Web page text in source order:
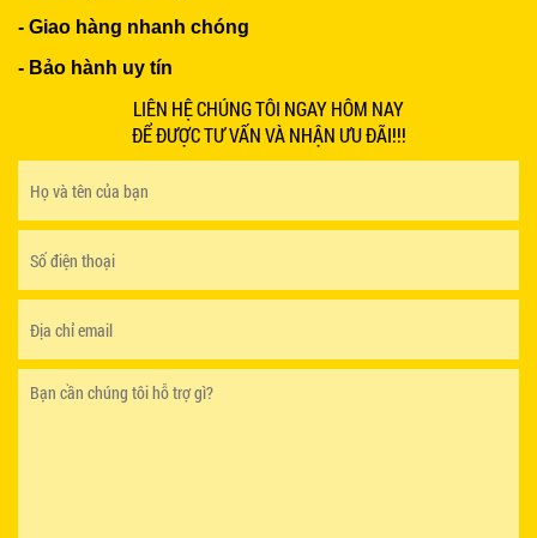
750.000 VNĐ
GHẾ EAMES - GHẾ NHỰA CAFE CHÂN GỖ GIÁ RẺ
GHẾ XẾP GẤP GIÁ RẺ - MÃ SỐ: X001
- Giao hàng nhanh chóng
- Bảo hành uy tín
LIÊN HỆ CHÚNG TÔI NGAY HÔM NAY
ĐỂ ĐƯỢC TƯ VẤN VÀ NHẬN ƯU ĐÃI!!!